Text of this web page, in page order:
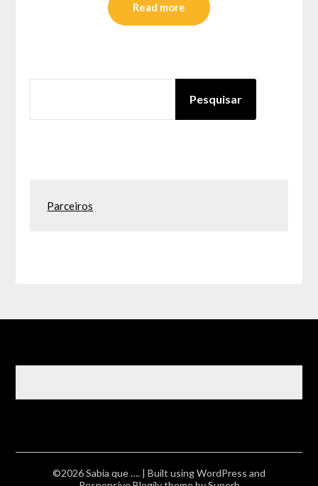
Read more
Pesquisar
Parceiros
©2026 Sabia que …. | Built using WordPress and